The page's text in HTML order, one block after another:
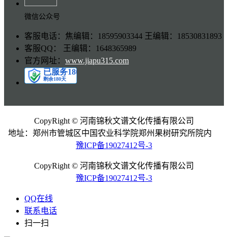
微信公众号
客服电话：焦编辑：18595903344 王编辑：18530831893
客服QQ： 王编辑：1648365989
官方网址： www.jiapu315.com
CopyRight © 河南锦秋文谱文化传播有限公司
地址：郑州市管城区中国农业科学院郑州果树研究所院内
豫ICP备19027412号-3
CopyRight © 河南锦秋文谱文化传播有限公司
豫ICP备19027412号-3
QQ在线
联系电话
扫一扫